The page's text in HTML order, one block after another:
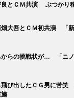
とＣＭ共演 ぶつかり
大吾とＣＭ初共演 「
からの挑戦状が… 「ニ
飛び出したＣＧ男に苦笑
施